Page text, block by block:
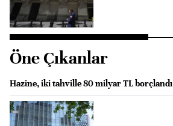
Öne Çıkanlar
Hazine, iki tahville 80 milyar TL borçlandı